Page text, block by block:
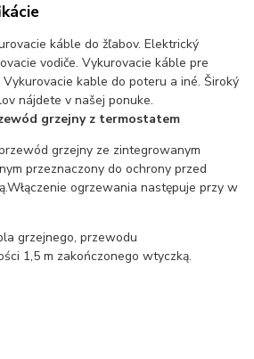
káble do žľabov. Elektrický
vodiče. Vykurovacie káble pre
kable do poteru a iné. Široký
nájdete v našej ponuke.
grzejny z termostatem
grzejny ze zintegrowanym
przeznaczony do ochrony przed
ogrzewania następuje przy w
grzejnego, przewodu
1,5 m zakończonego wtyczką.